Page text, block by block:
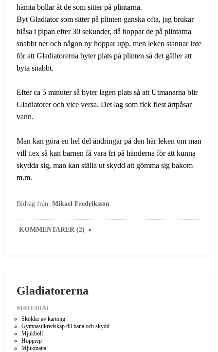
hämta bollar åt de som sitter på plintarna.
Byt Gladiator som sitter på plinten ganska ofta, jag brukar
blåsa i pipan efter 30 sekunder, då hoppar de på plintarna
snabbt ner och någon ny hoppar upp, men leken stannar inte
för att Gladiatorerna byter plats på plinten så det gäller att
byta snabbt.
Efter ca 5 minuter så byter lagen plats så att Utmanarna blir
Gladiatorer och vice versa. Det lag som fick flest ärtpåsar
vann.
Man kan göra en hel del ändringar på den här leken om man
vill t.ex så kan barnen få vara fri på händerna för att kunna
skydda sig, man kan ställa ut skydd att gömma sig bakom
m.m.
Bidrag från: Mikael Fredriksson
KOMMENTARER (2) ▼
Gladiatorerna
MATERIAL
Sköldar av kartong
Gymnastikredskap till bana och skydd
Mjukboll
Hopprep
Mjukmatta